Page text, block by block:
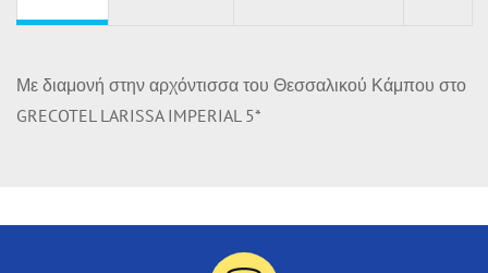
Με διαμονή στην αρχόντισσα του Θεσσαλικού Κάμπου στο
GRECOTEL LARISSA IMPERIAL 5*